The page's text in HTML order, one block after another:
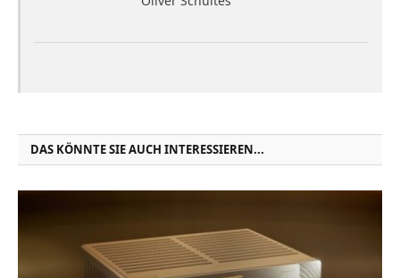
DAS KÖNNTE SIE AUCH INTERESSIEREN...